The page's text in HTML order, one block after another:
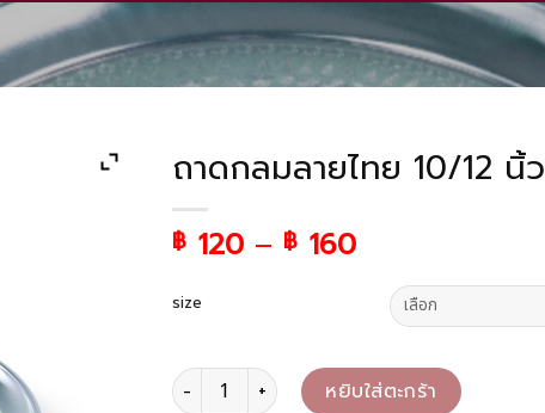
ถาดกลมลายไทย 10/12 นิ้ว
฿ 120 – ฿ 160
size
จำนวน ถาดกลมลายไทย 10/12 นิ้ว ชิ้น
หยิบใส่ตะกร้า